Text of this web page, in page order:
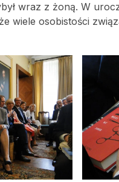
wraz z żoną. W
wiele osobistości